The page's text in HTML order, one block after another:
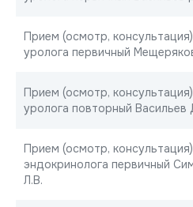
Прием (осмотр,
уролога первичный
Прием (осмотр,
уролога повторный Васильев
Прием (осмотр,
эндокринолога первичный
Л.В.